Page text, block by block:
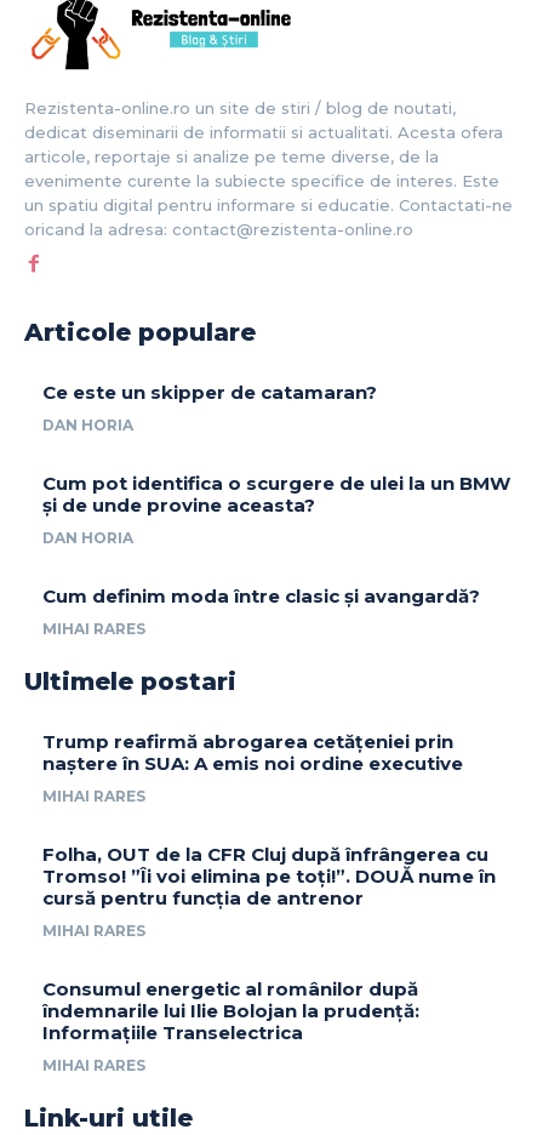
Rezistenta-online.ro un site de stiri / blog de noutati,
dedicat diseminarii de informatii si actualitati. Acesta ofera
articole, reportaje si analize pe teme diverse, de la
evenimente curente la subiecte specifice de interes. Este
un spatiu digital pentru informare si educatie. Contactati-ne
oricand la adresa: contact@rezistenta-online.ro
Articole populare
Ce este un skipper de catamaran?
DAN HORIA
Cum pot identifica o scurgere de ulei la un BMW
și de unde provine aceasta?
DAN HORIA
Cum definim moda între clasic și avangardă?
MIHAI RARES
Ultimele postari
Trump reafirmă abrogarea cetățeniei prin
naștere în SUA: A emis noi ordine executive
MIHAI RARES
Folha, OUT de la CFR Cluj după înfrângerea cu
Tromso! ”Îi voi elimina pe toți!”. DOUĂ nume în
cursă pentru funcția de antrenor
MIHAI RARES
Consumul energetic al românilor după
îndemnarile lui Ilie Bolojan la prudență:
Informațiile Transelectrica
MIHAI RARES
Link-uri utile